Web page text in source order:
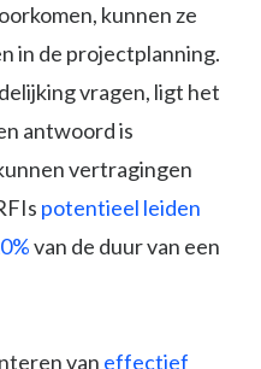
kunnen ze
in de projectplanning.
vragen, ligt het
antwoord is
vertragingen
potentieel leiden
van de duur van een
van effectief